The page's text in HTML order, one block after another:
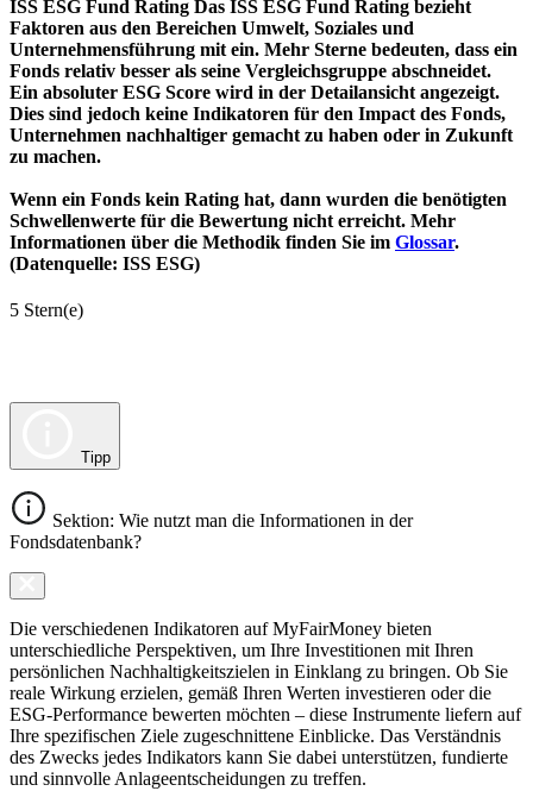
ISS ESG Fund Rating Das ISS ESG Fund Rating bezieht
Faktoren aus den Bereichen Umwelt, Soziales und
Unternehmensführung mit ein. Mehr Sterne bedeuten, dass ein
Fonds relativ besser als seine Vergleichsgruppe abschneidet.
Ein absoluter ESG Score wird in der Detailansicht angezeigt.
Dies sind jedoch keine Indikatoren für den Impact des Fonds,
Unternehmen nachhaltiger gemacht zu haben oder in Zukunft
zu machen.
Wenn ein Fonds kein Rating hat, dann wurden die benötigten
Schwellenwerte für die Bewertung nicht erreicht. Mehr
Informationen über die Methodik finden Sie im Glossar.
(Datenquelle: ISS ESG)
5 Stern(e)
Tipp
Sektion: Wie nutzt man die Informationen in der
Fondsdatenbank?
Die verschiedenen Indikatoren auf MyFairMoney bieten
unterschiedliche Perspektiven, um Ihre Investitionen mit Ihren
persönlichen Nachhaltigkeitszielen in Einklang zu bringen. Ob Sie
reale Wirkung erzielen, gemäß Ihren Werten investieren oder die
ESG-Performance bewerten möchten – diese Instrumente liefern auf
Ihre spezifischen Ziele zugeschnittene Einblicke. Das Verständnis
des Zwecks jedes Indikators kann Sie dabei unterstützen, fundierte
und sinnvolle Anlageentscheidungen zu treffen.